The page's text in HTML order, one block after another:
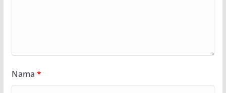
Nama *